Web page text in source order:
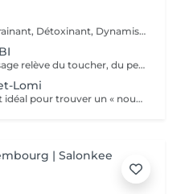
Décontractant, Défatiguant, Drainant, Détoxinant, Dynamisant, Dansant et Divin ! Ce massage dissout les tensions physiques et psychiques pour danser la samba avec la vie ! Ce massage profond aux mouvements rythmés enchaîne longues pressions glissées, roulées, vibrées des avant-bras. Il intègre une séquence au bambou qui roule et danse sur les muscles et se termine en percussions. Le bambou est une plante exceptionnelle. Il incarne l'apaisement, la tranquillité et la simplicité. Inspiré de la tradition chinoise, il permet de rendre la circulation sanguine plus fluide, il tonifie et relaxe le corps pour lui conférer une sensation de légèreté notamment au niveau des jambes avec les manuvres drainantes effectuées avec un bambou.
En Afrique, la pratique du massage relève du toucher, du peau-à-peau maternel du rite initiatique ou du contact thérapeutique accompagné de rituels de guérison. Le massage est surtout utilisé comme un formidable outil énergisant luttant contre la fatigue de la marche, des travaux manuels agricoles, ou de la maternité. Le massage aide à renforcer l'organisme, maintenir ou retrouver l'énergie nécessaire pour accomplir sa charge de travail physique contraignante. C'est donc tout naturellement que le Massage Africain Sabi Sabi se focalise sur les membres inférieurs en insistant sur la relance de la circulation et le travail des muscles des jambes, le but étant d'éliminer les toxines qui alourdissent les jambes. Le travail de drainage procure une détente musculaire profonde et une souplesse accrue dans les jambes mais permet aussi de détendre et détoxifier l'organisme. Les manuvres se concentrent aussi sur le dos, ainsi que les trapèzes et la nuque pour détendre les tensions, voire les courbatures. Ce massage s'adresse aux Clientes fatiguées et/ou stressées qui ont besoin d'énergie, qui subissent une baisse de tonus moral, qui ont des jambes lourdes.
Lomi
Venu de Hawaï, ce massage est idéal pour trouver un « nouveau souffle » Le massage est au coeur de la tradition polynésienne. C'est par le massage que l'individu entretient et rétablit son harmonie intérieure et équilibre sa relation au monde. Il est à la fois sacré, thérapeutique et épicurien. Lomi est un terme hawaïen qui veut dire masser, frotter, presser, pétrir. Le massage lomi lomi est aussi appelé « modelage des mains aimantes ». Notre version « Sweet Lomi » en est une déclinaison plus courte et plus douce. Ce massage recourt aux énergies des 4 éléments qui s'expriment par 4 différentes qualités de toucher et un enchaînement de mouvements variés aussi rythmés que les vagues du Pacifique : -Air : effleurages légers et rapides comme le souffle des alizés. -Feu : stretchings stimulants, comme enflammés, volcaniques. -Eau : mouvements fluides, caressants comme les vagues apaisées de l'océan. -Terre : digi-pressions profondes et pénétrantes qui enracinent. Ce massage laisse au final une douce sensation de relâchement... de voluptueuse sérénité... !